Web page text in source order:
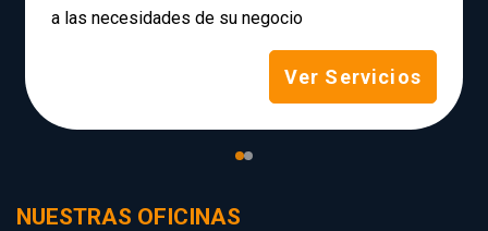
a las necesidades de su negocio
Ver Servicios
NUESTRAS OFICINAS